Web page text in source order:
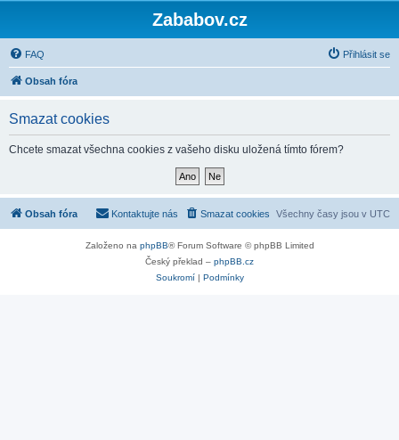
Zababov.cz
FAQ Přihlásit se
Obsah fóra
Smazat cookies
Chcete smazat všechna cookies z vašeho disku uložená tímto fórem?
Obsah fóra Všechny časy jsou v UTC
Smazat cookies
Kontaktujte nás
Založeno na phpBB® Forum Software © phpBB Limited
Český překlad – phpBB.cz
Soukromí| Podmínky